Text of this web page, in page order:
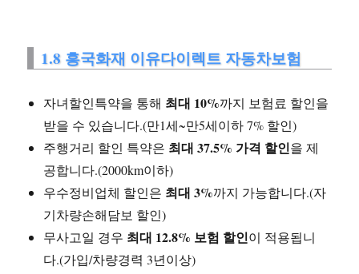
1.8 흥국화재 이유다이렉트 자동차보험
자녀할인특약을 통해 최대 10%까지 보험료 할인을
받을 수 있습니다.(만1세~만5세이하 7% 할인)
주행거리 할인 특약은 최대 37.5% 가격 할인을 제
공합니다.(2000km이하)
우수정비업체 할인은 최대 3%까지 가능합니다.(자
기차량손해담보 할인)
무사고일 경우 최대 12.8% 보험 할인이 적용됩니
다.(가입/차량경력 3년이상)